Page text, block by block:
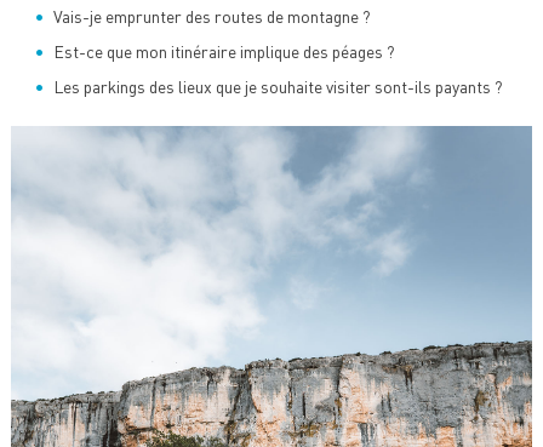
Vais-je emprunter des routes de montagne ?
Est-ce que mon itinéraire implique des péages ?
Les parkings des lieux que je souhaite visiter sont-ils payants ?